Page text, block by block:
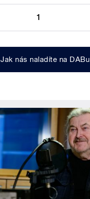
1
Jak nás naladíte na DABu